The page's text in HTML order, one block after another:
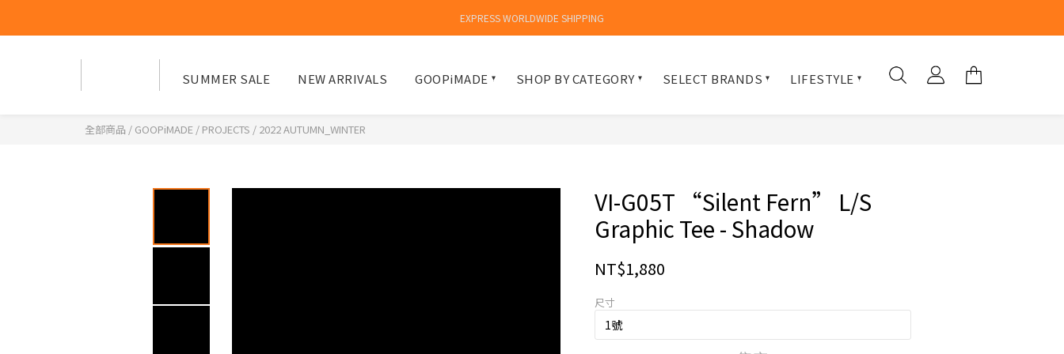
EXPRESS WORLDWIDE SHIPPING
SUMMER SALE NEW ARRIVALS GOOPiMADE SHOP BY CATEGORY SELECT BRANDS LIFESTYLE
全部商品 / GOOPiMADE / PROJECTS / 2022 AUTUMN_WINTER
VI-G05T “Silent Fern” L/S
Graphic Tee - Shadow
NT$1,880
尺寸